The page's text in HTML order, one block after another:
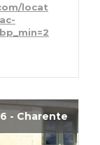
locat
- Charente